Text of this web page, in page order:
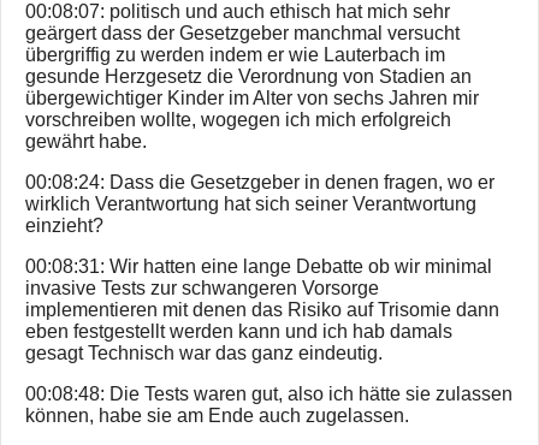
00:08:07: politisch und auch ethisch hat mich sehr
geärgert dass der Gesetzgeber manchmal versucht
übergriffig zu werden indem er wie Lauterbach im
gesunde Herzgesetz die Verordnung von Stadien an
übergewichtiger Kinder im Alter von sechs Jahren mir
vorschreiben wollte, wogegen ich mich erfolgreich
gewährt habe.
00:08:24: Dass die Gesetzgeber in denen fragen, wo er
wirklich Verantwortung hat sich seiner Verantwortung
einzieht?
00:08:31: Wir hatten eine lange Debatte ob wir minimal
invasive Tests zur schwangeren Vorsorge
implementieren mit denen das Risiko auf Trisomie dann
eben festgestellt werden kann und ich hab damals
gesagt Technisch war das ganz eindeutig.
00:08:48: Die Tests waren gut, also ich hätte sie zulassen
können, habe sie am Ende auch zugelassen.